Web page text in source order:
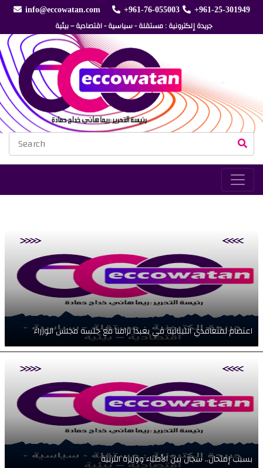
info@eccowatan.com +961-76-055003 +961-25-301949
جريدة إلكترونية : مستقلة - سياسية - اقتصادية – بيئية
اعتصام لمتعاقدي اللبنانية في بعبدا تزامنا مع جلسة مجلس الوزراء
بسبب إمتحان.. سجال بين الأطباء ووزيرة التربية